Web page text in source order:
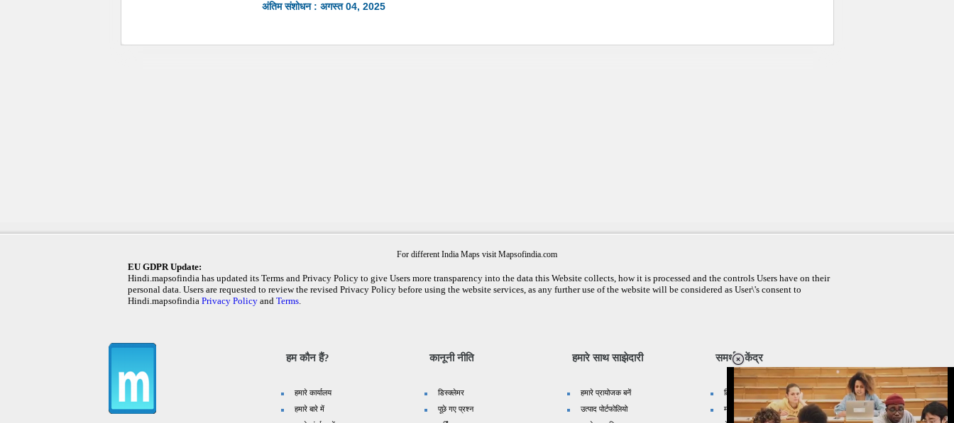
अंतिम संशोधन : अगस्त 04, 2025
For different India Maps visit Mapsofindia.com
EU GDPR Update:
Hindi.mapsofindia has updated its Terms and Privacy Policy to give Users more transparency into the data this Website collects, how it is processed and the controls Users have on their
personal data. Users are requested to review the revised Privacy Policy before using the website services, as any further use of the website will be considered as User\'s consent to
Hindi.mapsofindia Privacy Policyand Terms.
हम कौन हैं?
हमारे कार्यालय
हमारे बारे में
कानूनी नीति
डिस्क्लेमर
पूछे गए प्रश्न
हमारे साथ साझेदारी
हमारे प्रायोजक बनें
उत्पाद पोर्टफोलियो
समर्थन केंद्र
लिंक प्रदान करे
मानचित्र सुझाएँ